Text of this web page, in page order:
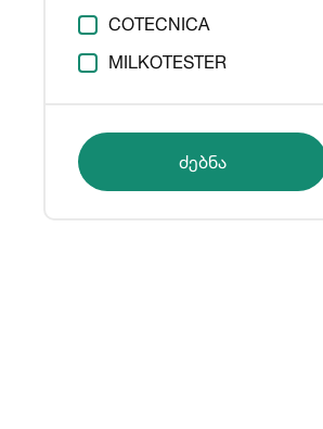
COTECNICA
MILKOTESTER
ძებნა